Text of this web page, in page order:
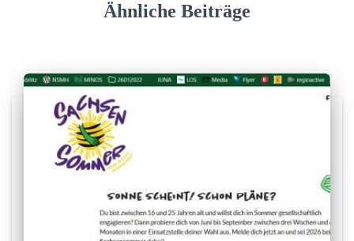
Ähnliche Beiträge